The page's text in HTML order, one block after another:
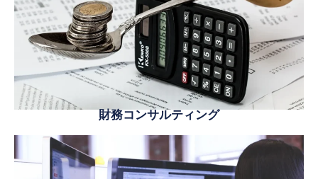
財務コンサルティング